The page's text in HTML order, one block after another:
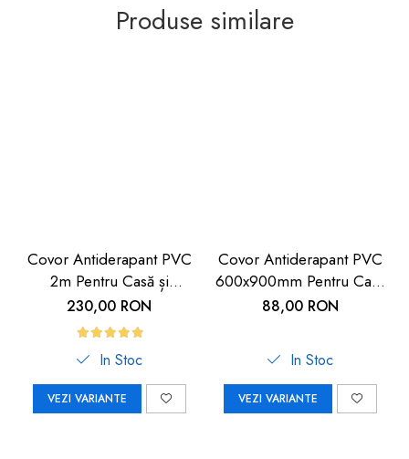
Produse similare
Covor Antiderapant PVC
2m Pentru Casă și
Exterior| Carboysafety
230,00 RON
In Stoc
VEZI VARIANTE
Covor Antiderapant PVC
600x900mm Pentru Casă
și Exterior | Carboysafety
88,00 RON
In Stoc
VEZI VARIANTE